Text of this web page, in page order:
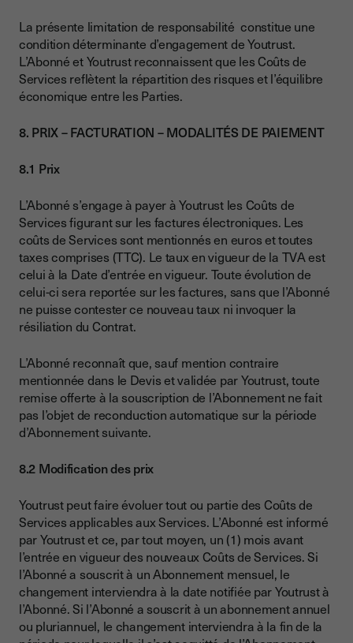
La présente limitation de responsabilité constitue une
condition déterminante d’engagement de Youtrust.
L’Abonné et Youtrust reconnaissent que les Coûts de
Services reflètent la répartition des risques et l’équilibre
économique entre les Parties.
8. PRIX – FACTURATION – MODALITÉS DE PAIEMENT
8.1 Prix
L’Abonné s’engage à payer à Youtrust les Coûts de
Services figurant sur les factures électroniques. Les
coûts de Services sont mentionnés en euros et toutes
taxes comprises (TTC). Le taux en vigueur de la TVA est
celui à la Date d’entrée en vigueur. Toute évolution de
celui-ci sera reportée sur les factures, sans que l’Abonné
ne puisse contester ce nouveau taux ni invoquer la
résiliation du Contrat.
L’Abonné reconnaît que, sauf mention contraire
mentionnée dans le Devis et validée par Youtrust, toute
remise offerte à la souscription de l’Abonnement ne fait
pas l’objet de reconduction automatique sur la période
d’Abonnement suivante.
8.2 Modification des prix
Youtrust peut faire évoluer tout ou partie des Coûts de
Services applicables aux Services. L’Abonné est informé
par Youtrust et ce, par tout moyen, un (1) mois avant
l’entrée en vigueur des nouveaux Coûts de Services. Si
l’Abonné a souscrit à un Abonnement mensuel, le
changement interviendra à la date notifiée par Youtrust à
l’Abonné. Si l’Abonné a souscrit à un abonnement annuel
ou pluriannuel, le changement interviendra à la fin de la